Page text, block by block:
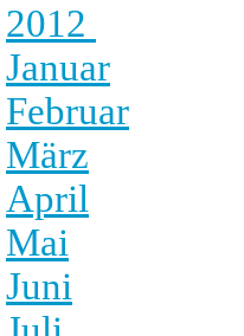
2012
Januar
Februar
März
April
Mai
Juni